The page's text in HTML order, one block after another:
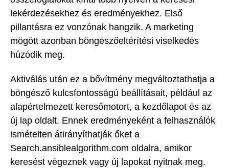
lekérdezésekhez és eredményekhez. Első
pillantásra ez vonzónak hangzik. A marketing
mögött azonban böngészőeltérítési viselkedés
húzódik meg.
Aktiválás után ez a bővítmény megváltoztathatja a
böngésző kulcsfontosságú beállításait, például az
alapértelmezett keresőmotort, a kezdőlapot és az
új lap oldalt. Ennek eredményeként a felhasználók
ismételten átirányíthatják őket a
Search.ansiblealgorithm.com oldalra, amikor
keresést végeznek vagy új lapokat nyitnak meg.